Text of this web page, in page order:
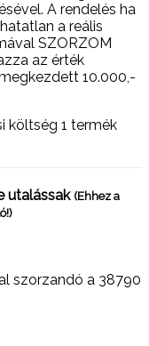
A rendelés ha
a reális
SZORZOM
az érték
10.000,-
költség 1 termék
utalássak (Ehhez a
szorzandó a 38790